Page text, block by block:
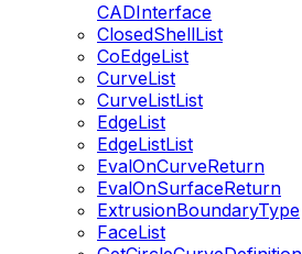
CADInterface
ClosedShellList
CoEdgeList
CurveList
CurveListList
EdgeList
EdgeListList
EvalOnCurveReturn
EvalOnSurfaceReturn
ExtrusionBoundaryType
FaceList